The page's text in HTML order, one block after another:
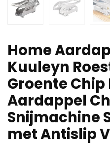
Home
Kuuleyn
Groente Chip
Aardappel
Snijmachine
met Antislip